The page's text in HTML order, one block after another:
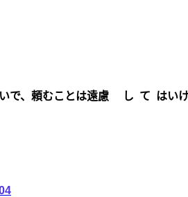
で、頼むことは遠慮 し て はい